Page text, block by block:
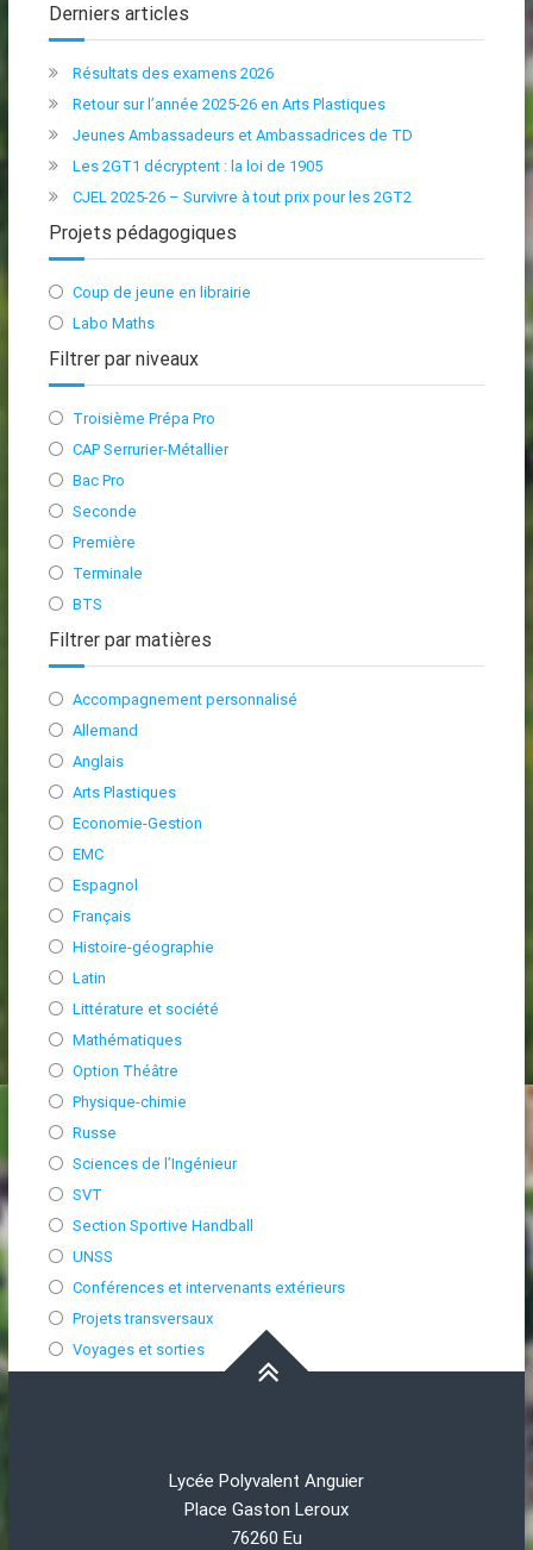
Derniers articles
Résultats des examens 2026
Retour sur l’année 2025-26 en Arts Plastiques
Jeunes Ambassadeurs et Ambassadrices de TD
Les 2GT1 décryptent : la loi de 1905
CJEL 2025-26 – Survivre à tout prix pour les 2GT2
Projets pédagogiques
Coup de jeune en librairie
Labo Maths
Filtrer par niveaux
Troisième Prépa Pro
CAP Serrurier-Métallier
Bac Pro
Seconde
Première
Terminale
BTS
Filtrer par matières
Accompagnement personnalisé
Allemand
Anglais
Arts Plastiques
Economie-Gestion
EMC
Espagnol
Français
Histoire-géographie
Latin
Littérature et société
Mathématiques
Option Théâtre
Physique-chimie
Russe
Sciences de l’Ingénieur
SVT
Section Sportive Handball
UNSS
Conférences et intervenants extérieurs
Projets transversaux
Voyages et sorties
Lycée Polyvalent Anguier
Place Gaston Leroux
76260 Eu